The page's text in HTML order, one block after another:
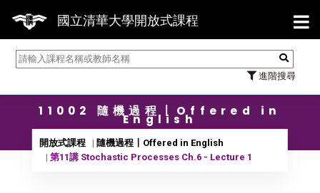
國立清華大學開放式課程
進階搜尋
【
11002 隨機過程〡Offered in
English
開放式課程
隨機過程〡Offered in English
第11講 Stochastic Processes Ch.6 - Lecture 1